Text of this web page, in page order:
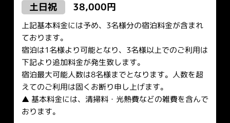
土日祝 38,000円
上記基本料金には予め、3名様分の宿泊料金が含まれ
ております。
宿泊は1名様より可能となり、3名様以上でのご利用は
下記より追加料金が発生致します。
宿泊最大可能人数は8名様までとなります。人数を超
えてのご利用は固くお断り申し上げます。
▲ 基本料金には、清掃料・光熱費などの雑費を含んで
おります。